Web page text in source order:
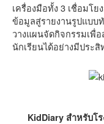
เครื่องมือทั้ง 3 เชื่อมโ
ข้อมูลสู่รายงานรูปแบบ
วางแผนจัดกิจกรรมเพื่
นักเรียนได้อย่างมีประ
KidDiary สำหรับโ